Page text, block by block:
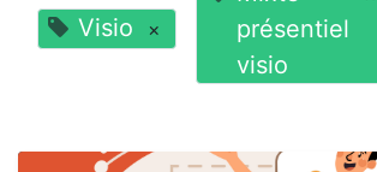
Visio ×
présentiel
visio